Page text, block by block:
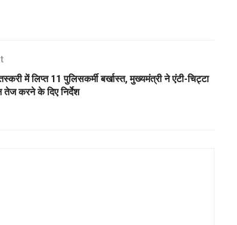
में लिप्त 11 पुलिसकर्मी बर्खास्त, मुख्यमंत्री ने एंटी-चिट्टा
तेज करने के दिए निर्देश